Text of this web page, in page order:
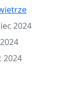
2024
2024